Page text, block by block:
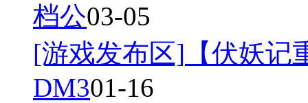
档公03-05
[游戏发布区] 【伏妖
DM301-16